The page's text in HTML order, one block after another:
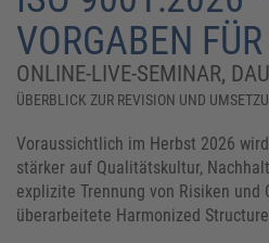
VORGABEN
ONLINE-LIVE-SEMINAR,
​​ÜBERBLICK ZUR REVISION UND
Voraussichtlich im Herbst 2026
stärker auf Qualitätskultur,
explizite Trennung von Risiken
überarbeitete Harmonized